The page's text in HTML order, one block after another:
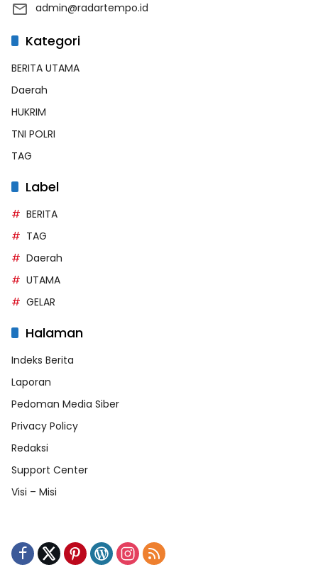
admin@radartempo.id
Kategori
BERITA UTAMA
Daerah
HUKRIM
TNI POLRI
TAG
Label
BERITA
TAG
Daerah
UTAMA
GELAR
Halaman
Indeks Berita
Laporan
Pedoman Media Siber
Privacy Policy
Redaksi
Support Center
Visi – Misi